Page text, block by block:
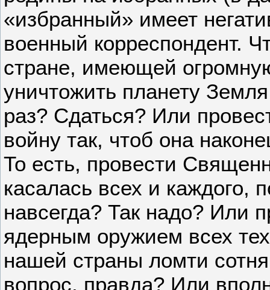
«избранный» имеет
военный корреспондент.
стране, имеющей
уничтожить планету
раз? Сдаться? Или
войну так, чтоб она
То есть, провести
касалась всех и каждого,
навсегда? Так надо? Или
ядерным оружием всех
нашей страны ломти
вопрос, правда? Или